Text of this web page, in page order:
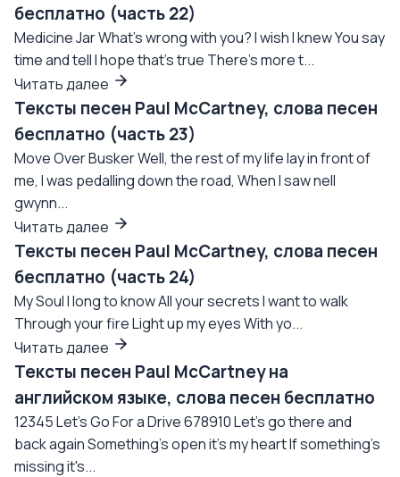
бесплатно (часть 22)
Medicine Jar What's wrong with you? I wish I knew You say
time and tell I hope that's true There's more t...
Читать далее
Тексты песен Paul McCartney, слова песен
бесплатно (часть 23)
Move Over Busker Well, the rest of my life lay in front of
me, I was pedalling down the road, When I saw nell
gwynn...
Читать далее
Тексты песен Paul McCartney, слова песен
бесплатно (часть 24)
My Soul I long to know All your secrets I want to walk
Through your fire Light up my eyes With yo...
Читать далее
Тексты песен Paul McCartney на
английском языке, слова песен бесплатно
12345 Let's Go For a Drive 678910 Let's go there and
back again Something's open it's my heart If something's
missing it's...